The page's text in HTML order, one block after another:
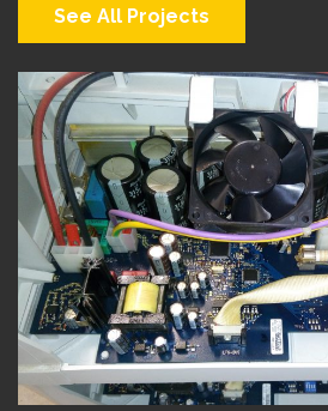
See All Projects